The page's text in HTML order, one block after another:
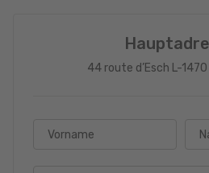
44 route d’Esch L-
Vorname